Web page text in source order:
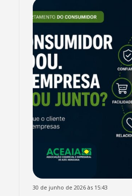
30 de junho de 2026 às 15:43